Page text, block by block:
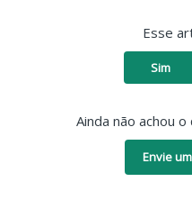
Esse
Sim
Ainda não achou
Envie